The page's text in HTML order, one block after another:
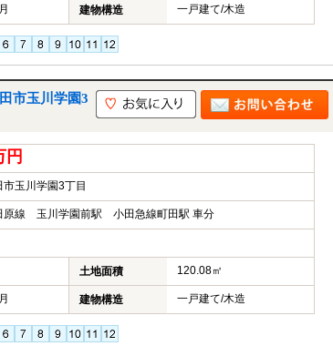
建物構造 一戸建て/木造
市玉川学園3
円
玉川学園3丁目
原線 玉川学園前駅 小田急線町田駅 車分
土地面積 120.08㎡
建物構造 一戸建て/木造